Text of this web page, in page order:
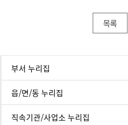
목록
부서 누리집
읍/면/동 누리집
직속기관/사업소 누리집